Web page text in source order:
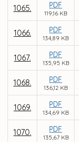
1065. PDF
119,16 KB
1066. PDF
134,89 KB
1067. PDF
135,95 KB
1068. PDF
136,12 KB
1069. PDF
134,69 KB
1070. PDF
135,67 KB